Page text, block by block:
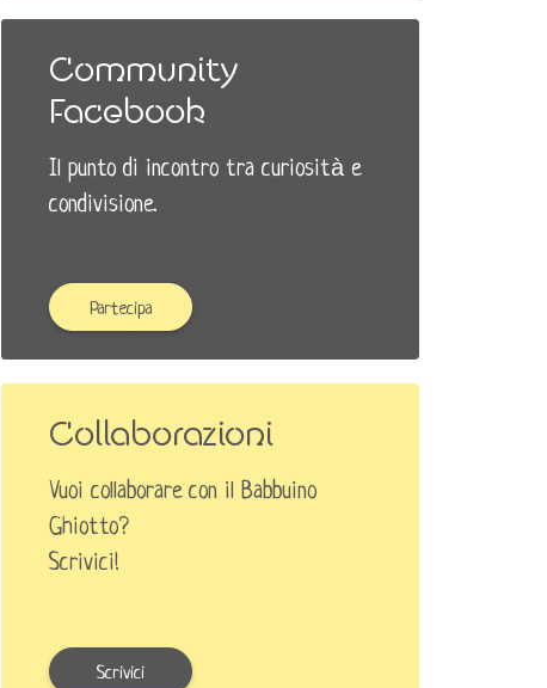
Community
Facebook
Il punto di incontro tra curiosità e
condivisione.
Partecipa
Collaborazioni
Vuoi collaborare con il Babbuino
Ghiotto?
Scrivici!
Scrivici